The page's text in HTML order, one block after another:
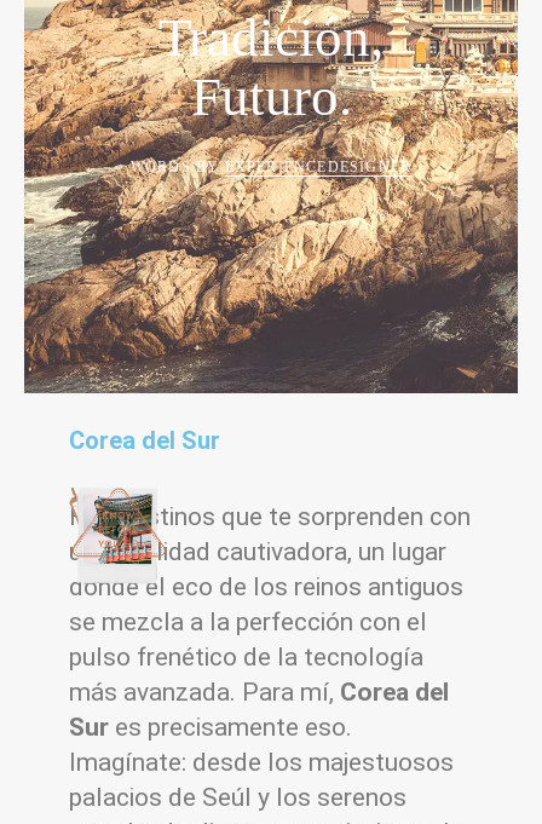
Tradición,
Futuro.
WORDS BYEXPERIENCEDESIGNER
Corea del Sur
Hay destinos que te sorprenden con
una dualidad cautivadora, un lugar
donde el eco de los reinos antiguos
se mezcla a la perfección con el
pulso frenético de la tecnología
más avanzada. Para mí, Corea del
Sures precisamente eso.
Imagínate: desde los majestuosos
palacios de Seúl y los serenos